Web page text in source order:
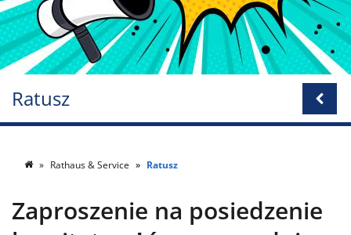
Ratusz
Rathaus & Service Ratusz
Zaproszenie na posiedzenie